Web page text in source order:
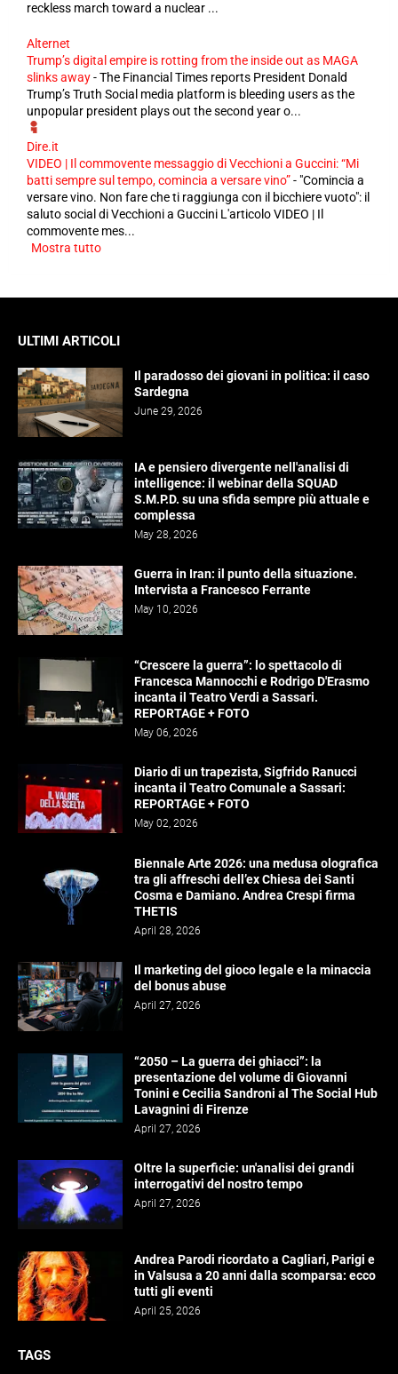
reckless march toward a nuclear ...
Alternet
Trump’s digital empire is rotting from the inside out as MAGA
slinks away-The Financial Times reports President Donald
Trump’s Truth Social media platform is bleeding users as the
unpopular president plays out the second year o...
Dire.it
VIDEO | Il commovente messaggio di Vecchioni a Guccini: “Mi
batti sempre sul tempo, comincia a versare vino”- "Comincia a
versare vino. Non fare che ti raggiunga con il bicchiere vuoto": il
saluto social di Vecchioni a Guccini L'articolo VIDEO | Il
commovente mes...
Mostra tutto
ULTIMI ARTICOLI
Il paradosso dei giovani in politica: il caso
Sardegna
June 29, 2026
IA e pensiero divergente nell'analisi di
intelligence: il webinar della SQUAD
S.M.P.D. su una sfida sempre più attuale e
complessa
May 28, 2026
Guerra in Iran: il punto della situazione.
Intervista a Francesco Ferrante
May 10, 2026
“Crescere la guerra”: lo spettacolo di
Francesca Mannocchi e Rodrigo D'Erasmo
incanta il Teatro Verdi a Sassari.
REPORTAGE + FOTO
May 06, 2026
Diario di un trapezista, Sigfrido Ranucci
incanta il Teatro Comunale a Sassari:
REPORTAGE + FOTO
May 02, 2026
Biennale Arte 2026: una medusa olografica
tra gli affreschi dell’ex Chiesa dei Santi
Cosma e Damiano. Andrea Crespi firma
THETIS
April 28, 2026
Il marketing del gioco legale e la minaccia
del bonus abuse
April 27, 2026
“2050 – La guerra dei ghiacci”: la
presentazione del volume di Giovanni
Tonini e Cecilia Sandroni al The Social Hub
Lavagnini di Firenze
April 27, 2026
Oltre la superficie: un'analisi dei grandi
interrogativi del nostro tempo
April 27, 2026
Andrea Parodi ricordato a Cagliari, Parigi e
in Valsusa a 20 anni dalla scomparsa: ecco
tutti gli eventi
April 25, 2026
TAGS